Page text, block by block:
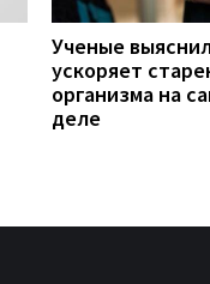
Ученые
ускоряет
организма на
деле